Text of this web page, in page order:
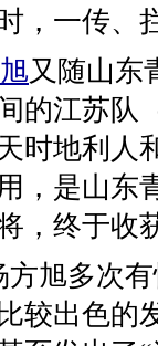
，一传、
又随山东
的江苏队
时地利人
，是山东
，终于收
方旭多次
较出色的